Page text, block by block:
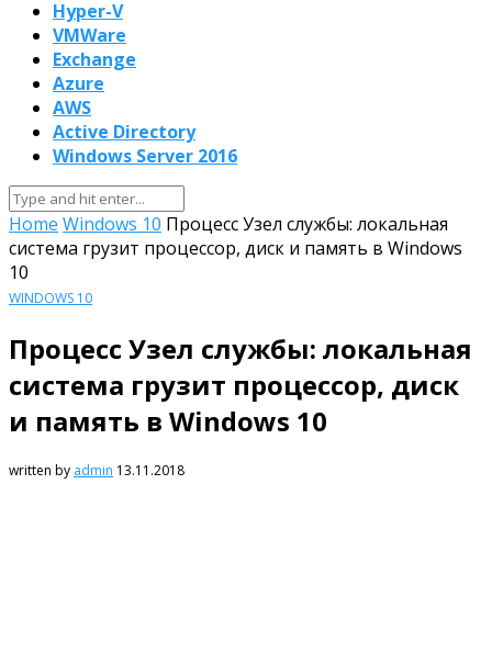
Hyper-V
VMWare
Exchange
Azure
AWS
Active Directory
Windows Server 2016
Home Windows 10 Процесс Узел службы: локальная
система грузит процессор, диск и память в Windows
10
WINDOWS 10
Процесс Узел службы: локальная
система грузит процессор, диск
и память в Windows 10
written by admin 13.11.2018